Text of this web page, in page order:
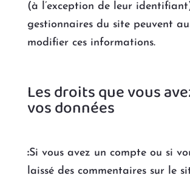
(à l’exception de leur
gestionnaires du site peuvent
modifier ces informations.
Les droits que vous
vos données
:Si vous avez un compte ou si
laissé des commentaires sur le